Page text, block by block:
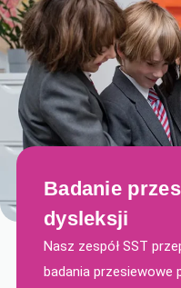
Badanie
dysleksji
Nasz zespół SST
badania przesiewowe